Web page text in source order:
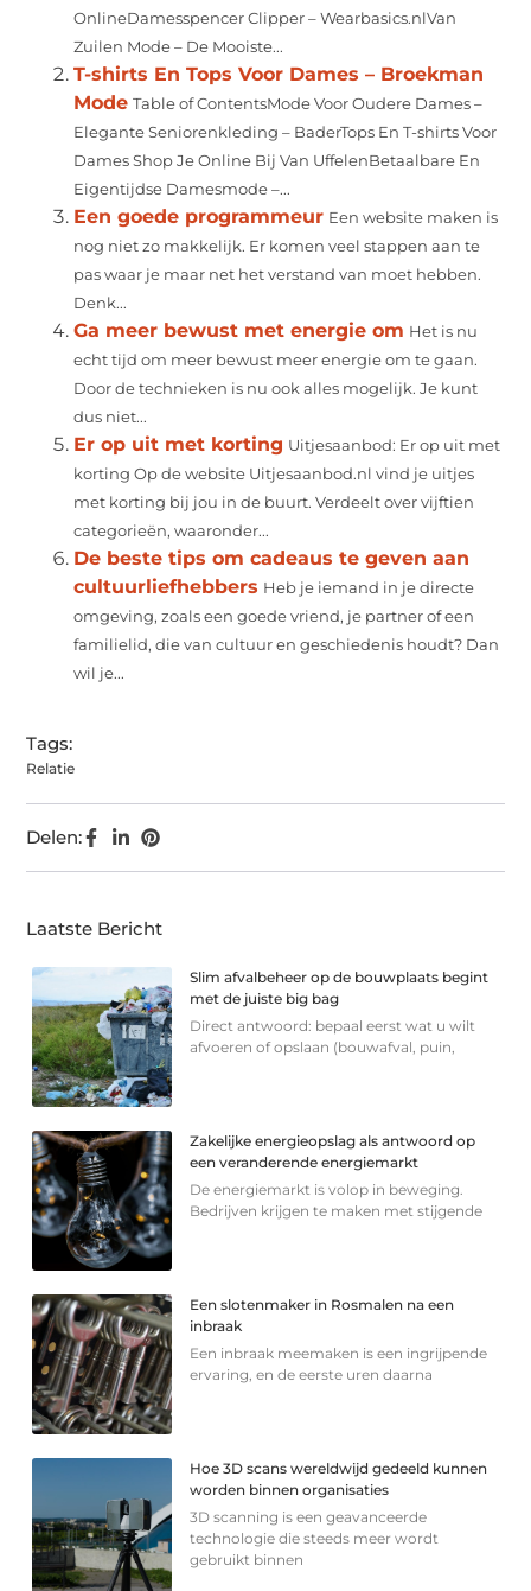
OnlineDamesspencer Clipper – Wearbasics.nlVan
Zuilen Mode – De Mooiste...
T-shirts En Tops Voor Dames – Broekman
Mode Table of ContentsMode Voor Oudere Dames –
Elegante Seniorenkleding – BaderTops En T-shirts Voor
Dames Shop Je Online Bij Van UffelenBetaalbare En
Eigentijdse Damesmode –...
Een goede programmeur Een website maken is
nog niet zo makkelijk. Er komen veel stappen aan te
pas waar je maar net het verstand van moet hebben.
Denk...
Ga meer bewust met energie om Het is nu
echt tijd om meer bewust meer energie om te gaan.
Door de technieken is nu ook alles mogelijk. Je kunt
dus niet...
Er op uit met korting Uitjesaanbod: Er op uit met
korting Op de website Uitjesaanbod.nl vind je uitjes
met korting bij jou in de buurt. Verdeelt over vijftien
categorieën, waaronder...
De beste tips om cadeaus te geven aan
cultuurliefhebbers Heb je iemand in je directe
omgeving, zoals een goede vriend, je partner of een
familielid, die van cultuur en geschiedenis houdt? Dan
wil je...
Tags:
Relatie
Delen:
Laatste Bericht
Slim afvalbeheer op de bouwplaats begint
met de juiste big bag
Direct antwoord: bepaal eerst wat u wilt
afvoeren of opslaan (bouwafval, puin,
Zakelijke energieopslag als antwoord op
een veranderende energiemarkt
De energiemarkt is volop in beweging.
Bedrijven krijgen te maken met stijgende
Een slotenmaker in Rosmalen na een
inbraak
Een inbraak meemaken is een ingrijpende
ervaring, en de eerste uren daarna
Hoe 3D scans wereldwijd gedeeld kunnen
worden binnen organisaties
3D scanning is een geavanceerde
technologie die steeds meer wordt
gebruikt binnen